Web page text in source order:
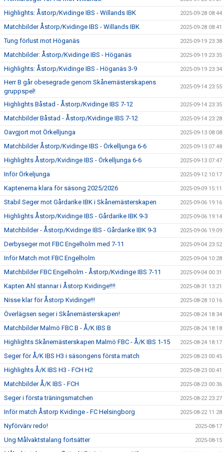
Highlights: Åstorp/Kvidinge IBS - Willands IBK 2025-09-28 08:44
Matchbilder Åstorp/Kvidinge IBS - Willands IBK 2025-09-28 08:41
Tung förlust mot Höganäs 2025-09-19 23:38
Matchbilder: Åstorp/Kvidinge IBS - Höganäs 2025-09-19 23:35
Highlights: Åstorp/Kvidinge IBS - Höganäs 3-9 2025-09-19 23:34
Herr B går obesegrade genom Skånemästerskapens
gruppspel!
2025-09-14 23:55
Highlights Båstad - Åstorp/Kvidinge IBS 7-12 2025-09-14 23:35
Matchbilder Båstad - Åstorp/Kvidinge IBS 7-12 2025-09-14 23:28
Oavgjort mot Örkelljunga 2025-09-13 08:08
Matchbilder Åstorp/Kvidinge IBS - Örkelljunga 6-6 2025-09-13 07:48
Highlights Åstorp/Kvidinge IBS - Örkelljunga 6-6 2025-09-13 07:47
Inför Örkeljunga 2025-09-12 10:17
Kaptenerna klara för säsong 2025/2026 2025-09-09 15:11
Stabil Seger mot Gårdarike IBK i Skånemästerskapen 2025-09-06 19:16
Highlights Åstorp/Kvidinge IBS - Gårdarike IBK 9-3 2025-09-06 19:14
Matchbilder - Åstorp/Kvidinge IBS - Gårdarike IBK 9-3 2025-09-06 19:09
Derbyseger mot FBC Engelholm med 7-11 2025-09-04 23:52
Inför Match mot FBC Engelholm 2025-09-04 10:28
Matchbilder FBC Engelholm - Åstorp/Kvidinge IBS 7-11 2025-09-04 00:31
Kapten Ahl stannar i Åstorp Kvidinge!!!! 2025-08-31 13:21
Nisse klar för Åstorp Kvidinge!!! 2025-08-28 10:16
Överlägsen seger i Skånemästerskapen! 2025-08-24 18:34
Matchbilder Malmö FBC B - Å/K IBS B 2025-08-24 18:18
Highlights Skånemästerskapen Malmö FBC - Å/K IBS 1-15 2025-08-24 18:17
Seger för Å/K IBS H3 i säsongens första match 2025-08-23 00:45
Highlights Å/K IBS H3 - FCH H2 2025-08-23 00:41
Matchbilder Å/K IBS - FCH 2025-08-23 00:36
Seger i första träningsmatchen 2025-08-22 23:27
Inför match Åstorp Kvidinge - FC Helsingborg 2025-08-22 11:28
Nyförvärv redo! 2025-08-17
Ung Målvaktstalang fortsätter 2025-08-15